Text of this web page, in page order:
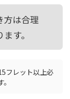
方は合理
す。
フレット以上必